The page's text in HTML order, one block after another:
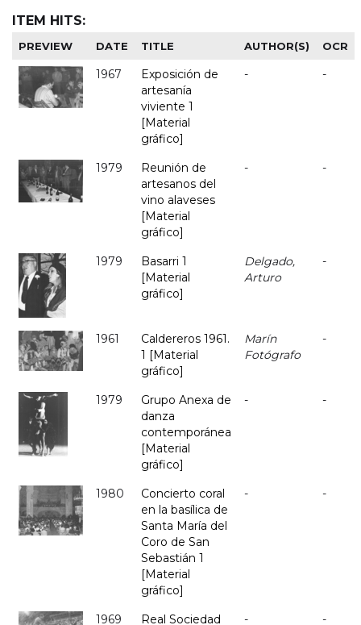
ITEM HITS:
PREVIEW DATE TITLE AUTHOR(S) OCR
1967
Exposición de
artesanía
viviente 1
[Material
gráfico]
- -
1979
Reunión de
artesanos del
vino alaveses
[Material
gráfico]
- -
1979
Basarri 1
[Material
gráfico]
Delgado,
Arturo
-
1961
Caldereros 1961.
1 [Material
gráfico]
Marín
Fotógrafo
-
1979
Grupo Anexa de
danza
contemporánea
[Material
gráfico]
- -
1980
Concierto coral
en la basílica de
Santa María del
Coro de San
Sebastián 1
[Material
gráfico]
- -
1969 Real Sociedad - -